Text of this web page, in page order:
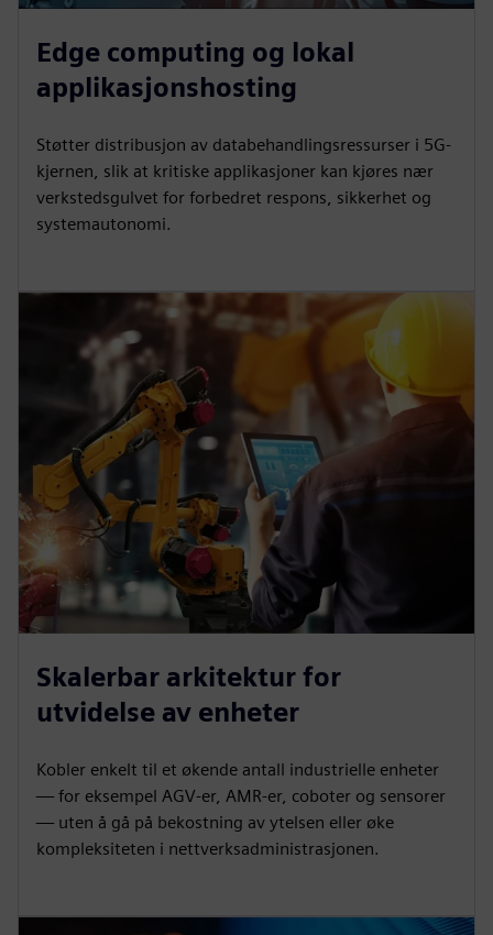
Edge computing og lokal
applikasjonshosting
Støtter distribusjon av databehandlingsressurser i 5G-
kjernen, slik at kritiske applikasjoner kan kjøres nær
verkstedsgulvet for forbedret respons, sikkerhet og
systemautonomi.
Skalerbar arkitektur for
utvidelse av enheter
Kobler enkelt til et økende antall industrielle enheter
— for eksempel AGV-er, AMR-er, coboter og sensorer
— uten å gå på bekostning av ytelsen eller øke
kompleksiteten i nettverksadministrasjonen.